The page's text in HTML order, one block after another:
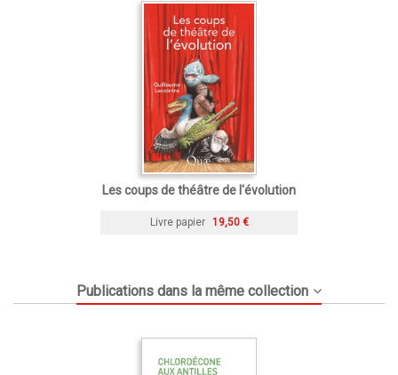
Les coups de théâtre de l'évolution
Livre papier 19,50 €
Publications dans la même collection